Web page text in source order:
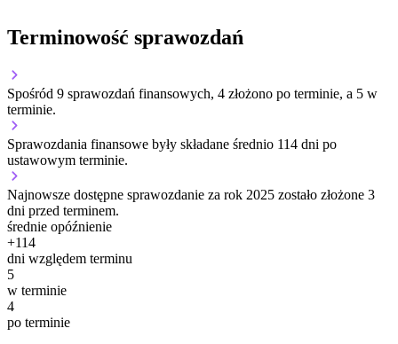
Terminowość sprawozdań
Spośród 9 sprawozdań finansowych, 4 złożono po terminie, a 5 w
terminie.
Sprawozdania finansowe były składane średnio 114 dni po
ustawowym terminie.
Najnowsze dostępne sprawozdanie za rok 2025 zostało złożone 3
dni przed terminem.
średnie opóźnienie
+114
dni względem terminu
5
w terminie
4
po terminie